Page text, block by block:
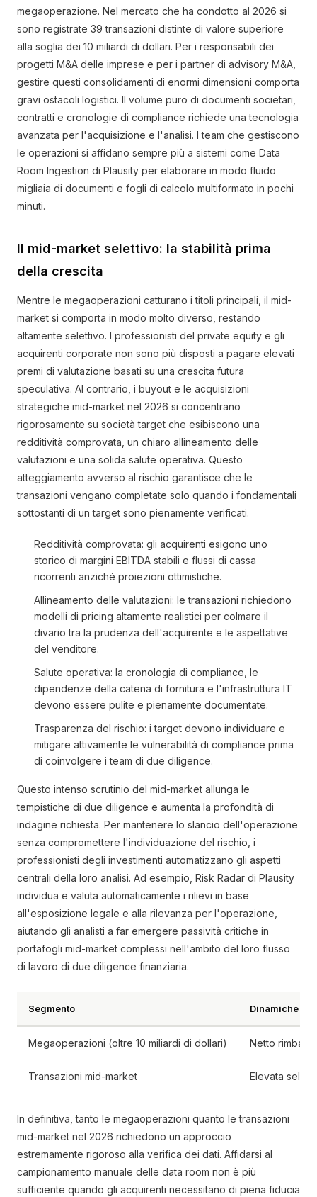
megaoperazione. Nel mercato che ha condotto al 2026 si
sono registrate 39 transazioni distinte di valore superiore
alla soglia dei 10 miliardi di dollari. Per i responsabili dei
progetti M&A delle imprese e per i partner di advisory M&A,
gestire questi consolidamenti di enormi dimensioni comporta
gravi ostacoli logistici. Il volume puro di documenti societari,
contratti e cronologie di compliance richiede una tecnologia
avanzata per l'acquisizione e l'analisi. I team che gestiscono
le operazioni si affidano sempre più a sistemi come Data
Room Ingestion di Plausity per elaborare in modo fluido
migliaia di documenti e fogli di calcolo multiformato in pochi
minuti.
Il mid-market selettivo: la stabilità prima
della crescita
Mentre le megaoperazioni catturano i titoli principali, il mid-
market si comporta in modo molto diverso, restando
altamente selettivo. I professionisti del private equity e gli
acquirenti corporate non sono più disposti a pagare elevati
premi di valutazione basati su una crescita futura
speculativa. Al contrario, i buyout e le acquisizioni
strategiche mid-market nel 2026 si concentrano
rigorosamente su società target che esibiscono una
redditività comprovata, un chiaro allineamento delle
valutazioni e una solida salute operativa. Questo
atteggiamento avverso al rischio garantisce che le
transazioni vengano completate solo quando i fondamentali
sottostanti di un target sono pienamente verificati.
Redditività comprovata: gli acquirenti esigono uno
storico di margini EBITDA stabili e flussi di cassa
ricorrenti anziché proiezioni ottimistiche.
Allineamento delle valutazioni: le transazioni richiedono
modelli di pricing altamente realistici per colmare il
divario tra la prudenza dell'acquirente e le aspettative
del venditore.
Salute operativa: la cronologia di compliance, le
dipendenze della catena di fornitura e l'infrastruttura IT
devono essere pulite e pienamente documentate.
Trasparenza del rischio: i target devono individuare e
mitigare attivamente le vulnerabilità di compliance prima
di coinvolgere i team di due diligence.
Questo intenso scrutinio del mid-market allunga le
tempistiche di due diligence e aumenta la profondità di
indagine richiesta. Per mantenere lo slancio dell'operazione
senza compromettere l'individuazione del rischio, i
professionisti degli investimenti automatizzano gli aspetti
centrali della loro analisi. Ad esempio, Risk Radar di Plausity
individua e valuta automaticamente i rilievi in base
all'esposizione legale e alla rilevanza per l'operazione,
aiutando gli analisti a far emergere passività critiche in
portafogli mid-market complessi nell'ambito del loro flusso
di lavoro di due diligence finanziaria.
Segmento Dinamiche di
Megaoperazioni (oltre 10 miliardi di dollari) Netto
Transazioni mid-market Elevata
In definitiva, tanto le megaoperazioni quanto le transazioni
mid-market nel 2026 richiedono un approccio
estremamente rigoroso alla verifica dei dati. Affidarsi al
campionamento manuale delle data room non è più
sufficiente quando gli acquirenti necessitano di piena fiducia